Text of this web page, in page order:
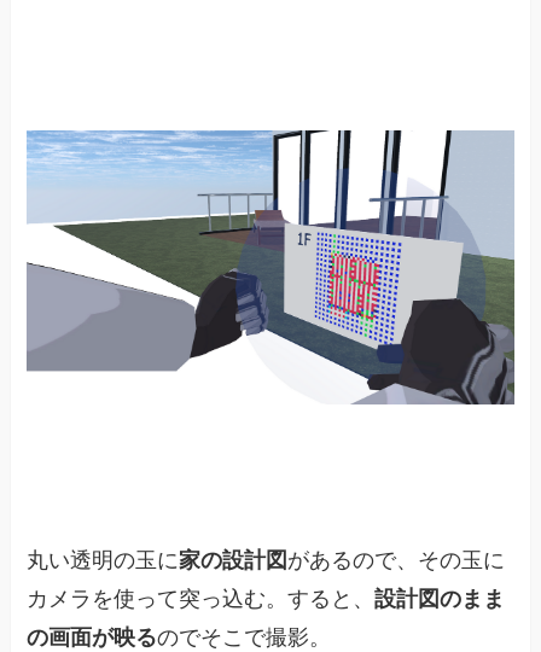
丸い透明の玉に家の設計図 があるので、その玉に
カメラを使って突っ込む。すると、設計図のまま
の画面が映るのでそこで撮影。